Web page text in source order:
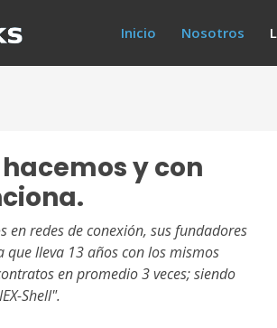
Inicio Nosotros
y con
en redes de conexión, sus fundadores
que lleva 13 años con los mismos
en promedio 3 veces; siendo
Shell".